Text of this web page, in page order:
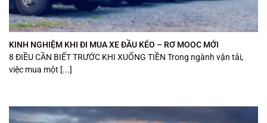
KINH NGHIỆM KHI ĐI MUA XE ĐẦU KÉO – RƠ MOOC MỚI
8 ĐIỀU CẦN BIẾT TRƯỚC KHI XUỐNG TIỀN Trong ngành vận tải,
việc mua một [...]